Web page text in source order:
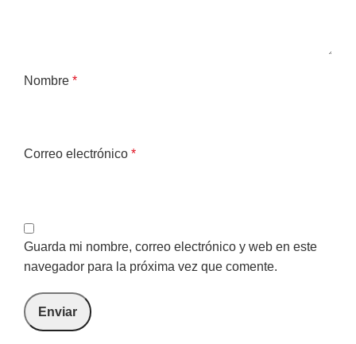
Nombre *
Correo electrónico *
Guarda mi nombre, correo electrónico y web en este
navegador para la próxima vez que comente.